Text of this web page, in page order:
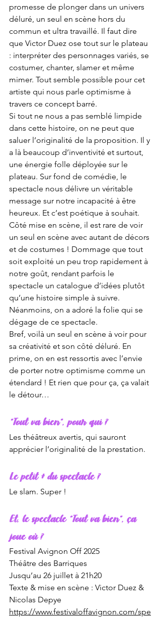
promesse de plonger dans un univers
déluré, un seul en scène hors du
commun et ultra travaillé. Il faut dire
que Victor Duez ose tout sur le plateau
: interpréter des personnages variés, se
costumer, chanter, slamer et même
mimer. Tout semble possible pour cet
artiste qui nous parle optimisme à
travers ce concept barré.
Si tout ne nous a pas semblé limpide
dans cette histoire, on ne peut que
saluer l’originalité de la proposition. Il y
a là beaucoup d’inventivité et surtout,
une énergie folle déployée sur le
plateau. Sur fond de comédie, le
spectacle nous délivre un véritable
message sur notre incapacité à être
heureux. Et c’est poétique à souhait.
Côté mise en scène, il est rare de voir
un seul en scène avec autant de décors
et de costumes ! Dommage que tout
soit exploité un peu trop rapidement à
notre goût, rendant parfois le
spectacle un catalogue d’idées plutôt
qu’une histoire simple à suivre.
Néanmoins, on a adoré la folie qui se
dégage de ce spectacle.
Bref, voilà un seul en scène à voir pour
sa créativité et son côté déluré. En
prime, on en est ressortis avec l’envie
de porter notre optimisme comme un
étendard ! Et rien que pour ça, ça valait
le détour…
“Tout va bien”, pour qui ?
Les théâtreux avertis, qui sauront
apprécier l’originalité de la prestation.
Le petit + du spectacle ?
Le slam. Super !
Et, le spectacle “Tout va bien”, ça
joue où ?
Festival Avignon Off 2025
Théâtre des Barriques
Jusqu’au 26 juillet à 21h20
Texte & mise en scène : Victor Duez &
Nicolas Depye
https://www.festivaloffavignon.com/spe